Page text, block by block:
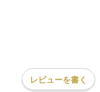
レビューを書く